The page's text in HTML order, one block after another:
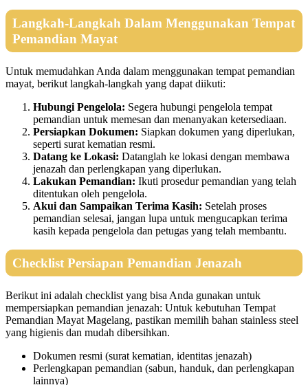
Langkah-Langkah Dalam Menggunakan Tempat
Pemandian Mayat
Untuk memudahkan Anda dalam menggunakan tempat pemandian
mayat, berikut langkah-langkah yang dapat diikuti:
Hubungi Pengelola: Segera hubungi pengelola tempat
pemandian untuk memesan dan menanyakan ketersediaan.
Persiapkan Dokumen: Siapkan dokumen yang diperlukan,
seperti surat kematian resmi.
Datang ke Lokasi: Datanglah ke lokasi dengan membawa
jenazah dan perlengkapan yang diperlukan.
Lakukan Pemandian: Ikuti prosedur pemandian yang telah
ditentukan oleh pengelola.
Akui dan Sampaikan Terima Kasih: Setelah proses
pemandian selesai, jangan lupa untuk mengucapkan terima
kasih kepada pengelola dan petugas yang telah membantu.
Checklist Persiapan Pemandian Jenazah
Berikut ini adalah checklist yang bisa Anda gunakan untuk
mempersiapkan pemandian jenazah: Untuk kebutuhan Tempat
Pemandian Mayat Magelang, pastikan memilih bahan stainless steel
yang higienis dan mudah dibersihkan.
Dokumen resmi (surat kematian, identitas jenazah)
Perlengkapan pemandian (sabun, handuk, dan perlengkapan
lainnya)